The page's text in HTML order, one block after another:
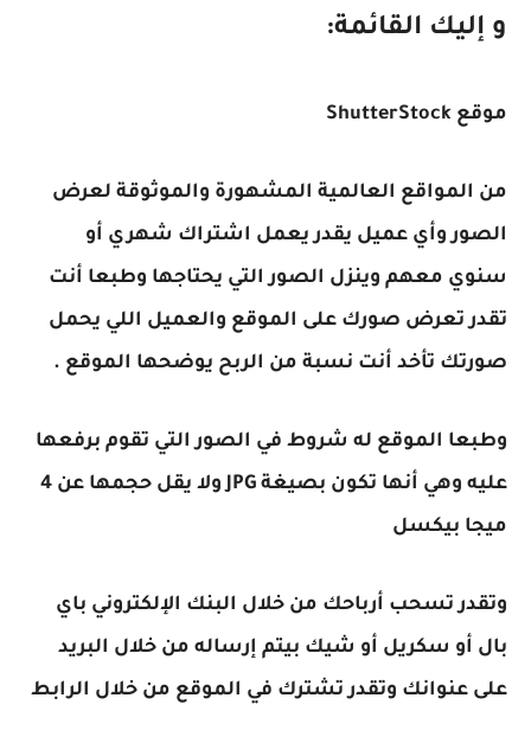
و إليك القائمة:
موقع ShutterStock
من المواقع العالمية المشهورة والموثوقة لعرض
الصور وأي عميل يقدر يعمل اشتراك شهري أو
سنوي معهم وينزل الصور التي يحتاجها وطبعا أنت
تقدر تعرض صورك على الموقع والعميل اللي يحمل
صورتك تأخد أنت نسبة من الربح يوضحها الموقع .
وطبعا الموقع له شروط في الصور التي تقوم برفعها
عليه وهي أنها تكون بصيغة JPG ولا يقل حجمها عن 4
ميجا بيكسل
وتقدر تسحب أرباحك من خلال البنك الإلكتروني باي
بال أو سكريل أو شيك بيتم إرساله من خلال البريد
على عنوانك وتقدر تشترك في الموقع من خلال الرابط